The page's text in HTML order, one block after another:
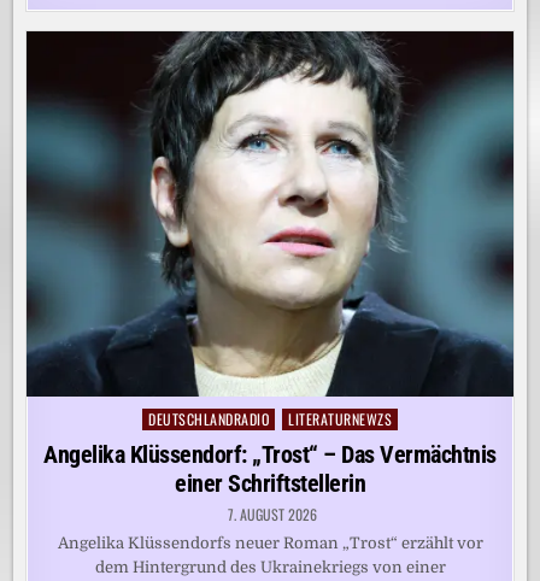
Posted
in
DEUTSCHLANDRADIO LITERATURNEWZS
Angelika Klüssendorf: „Trost“ – Das Vermächtnis
einer Schriftstellerin
7. AUGUST 2026
Angelika Klüssendorfs neuer Roman „Trost“ erzählt vor
dem Hintergrund des Ukrainekriegs von einer